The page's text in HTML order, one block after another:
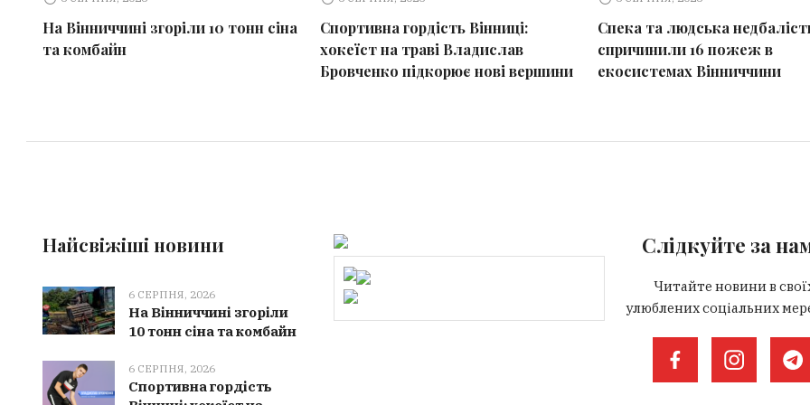
На Вінниччині згоріли 10 тонн сіна
та комбайн
Спортивна гордість Вінниці:
хокеїст на траві Владислав
Бровченко підкорює нові вершини
Спека та людська
спричинили 16 пожеж в
екосистемах Вінниччини
Найсвіжіші новини
6 СЕРПНЯ, 2026
На Вінниччині згоріли
10 тонн сіна та комбайн
6 СЕРПНЯ, 2026
Спортивна гордість
Слідкуйте за
Читайте новини в
улюблених соціальних